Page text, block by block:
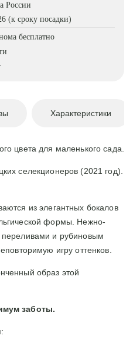
России
(к сроку посадки)
бесплатно
Характеристики
цвета для маленького сада.
селекционеров (2021 год).
из элегантных бокалов
формы. Нежно-
и рубиновым
игру оттенков.
образ этой
заботы.